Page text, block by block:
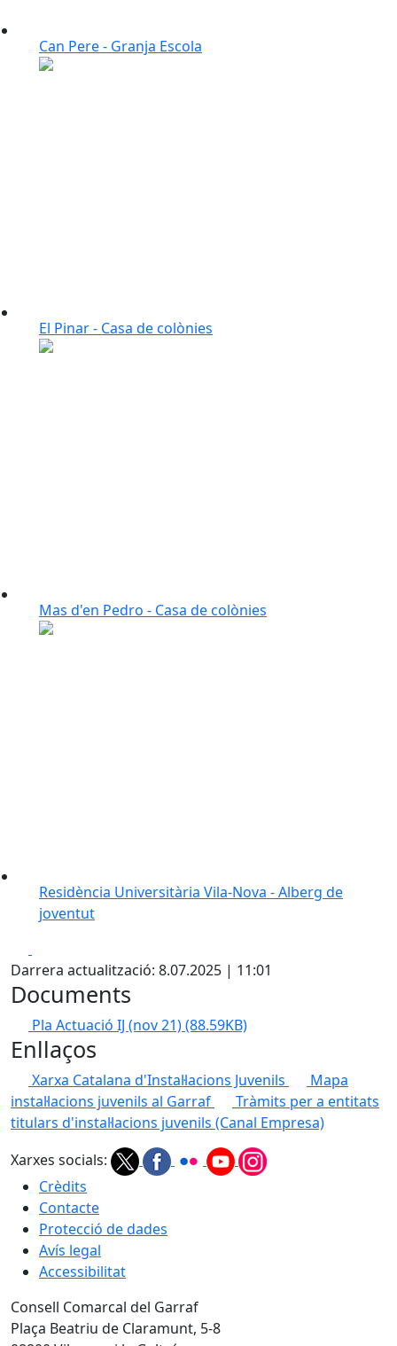
Can Pere - Granja Escola
El Pinar - Casa de colònies
Mas d'en Pedro - Casa de colònies
Residència Universitària Vila-Nova - Alberg de
joventut
Darrera actualització: 8.07.2025 | 11:01
Documents
Pla Actuació IJ (nov 21)(88.59KB)
Enllaços
Xarxa Catalana d'Instal·lacions Juvenils
Mapa
instal·lacions juvenils al Garraf
Tràmits per a entitats
titulars d'instal·lacions juvenils (Canal Empresa)
Xarxes socials:
Crèdits
Contacte
Protecció de dades
Avís legal
Accessibilitat
Consell Comarcal del Garraf
Plaça Beatriu de Claramunt, 5-8